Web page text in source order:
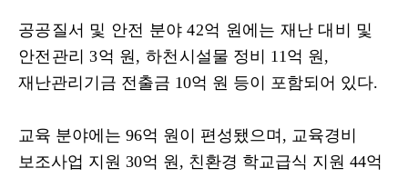
공공질서 및 안전 분야42억 원에는 재난 대비 및
안전관리3억 원 , 하천시설물 정비 11억 원 ,
재난관리기금 전출금 10억 원 등이 포함되어 있다.
교육 분야에는 96억 원이 편성됐으며 , 교육경비
보조사업 지원 30억 원 , 친환경 학교급식 지원 44억